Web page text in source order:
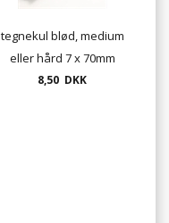
tegnekul blød, medium
eller hård 7 x 70mm
8,50 DKK